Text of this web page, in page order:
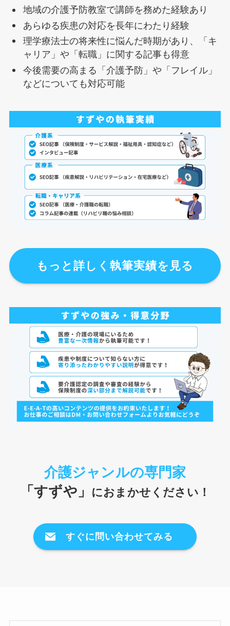
地域の介護予防教室で講師を務めた経験あり
あらゆる疾患の対応を長年にわたり経験
理学療法士の将来性に悩んだ時期があり、「キ
ャリア」や「転職」に関する記事も得意
今後需要の高まる「介護予防」や「フレイル」
などについても対応可能
もっと詳しく執筆実績を見る
介護ジャンルの専門家
「すずや」
におまかせください！
すぐに問い合わせてみる